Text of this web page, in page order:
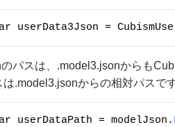
userData3Json =
パスは、.model3.jsonからも
.model3.jsonからの相対パスです
userDataPath = modelJson.